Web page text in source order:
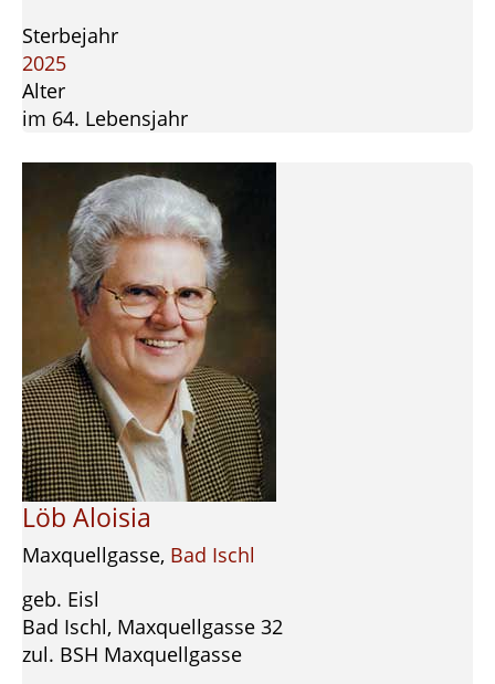
Sterbejahr
2025
Alter
im 64. Lebensjahr
Löb Aloisia
Maxquellgasse, Bad Ischl
geb. Eisl
Bad Ischl, Maxquellgasse 32
zul. BSH Maxquellgasse